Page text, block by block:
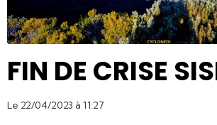
FIN DE CRISE
Le 22/04/2023 à 11:27